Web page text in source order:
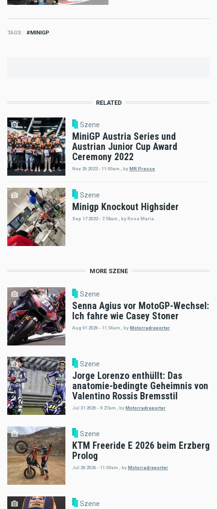
TAGS MINIGP
RELATED
Szene
MiniGP Austria Series und
Austrian Junior Cup Award
Ceremony 2022
Nov 26 2022 - 11:00am , byMR Presse
Szene
Minigp Knockout Highsider
Sep 17 2022 - 7:58am byRosa Maria
MORE SZENE
Szene
Senna Agius vor MotoGP-Wechsel:
Ich fahre wie Casey Stoner
Aug 01 2026 - 11:54am , by Motorradreporter
Szene
Jorge Lorenzo enthüllt: Das
anatomie-bedingte Geheimnis von
Valentino Rossis Bremsstil
Jul 31 2026 - 9:27am byMotorradreporter
Szene
KTM Freeride E 2026 beim Erzberg
Prolog
Jul 26 2026 - 11:00am byMotorradreporter
Szene